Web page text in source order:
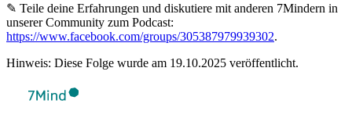
✎ Teile deine Erfahrungen und diskutiere mit anderen 7Mindern in
unserer Community zum Podcast:
https://www.facebook.com/groups/305387979939302.
Hinweis: Diese Folge wurde am 19.10.2025 veröffentlicht.